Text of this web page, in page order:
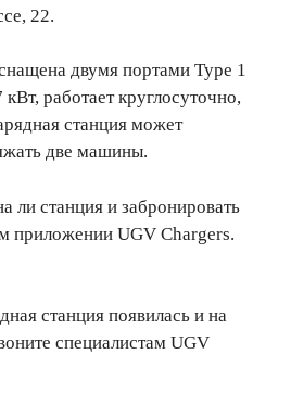
22.
двумя портами Type 1
работает круглосуточно,
станция может
две машины.
ли станция и забронировать
приложении UGV Chargers.
станция появилась и на
специалистам UGV